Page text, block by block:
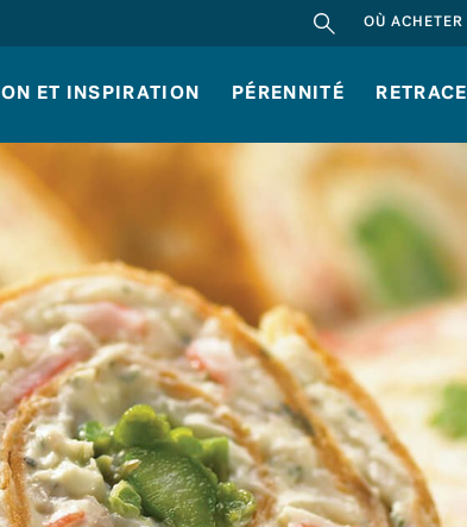
RECHERCHER
OÙ ACHETER
ET INSPIRATION PÉRENNITÉ